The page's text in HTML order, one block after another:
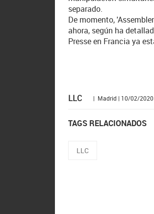
separado.
De momento,
ahora, según ha
Presse en Francia ya
LLC | Madrid | 10/02/2020
TAGS RELACIONADOS
LLC